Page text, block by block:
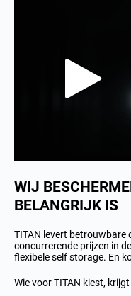
WIJ
BELANGRIJK IS
TITAN levert betrouwbare
concurrerende prijzen in
flexibele self storage. En
Wie voor TITAN kiest,